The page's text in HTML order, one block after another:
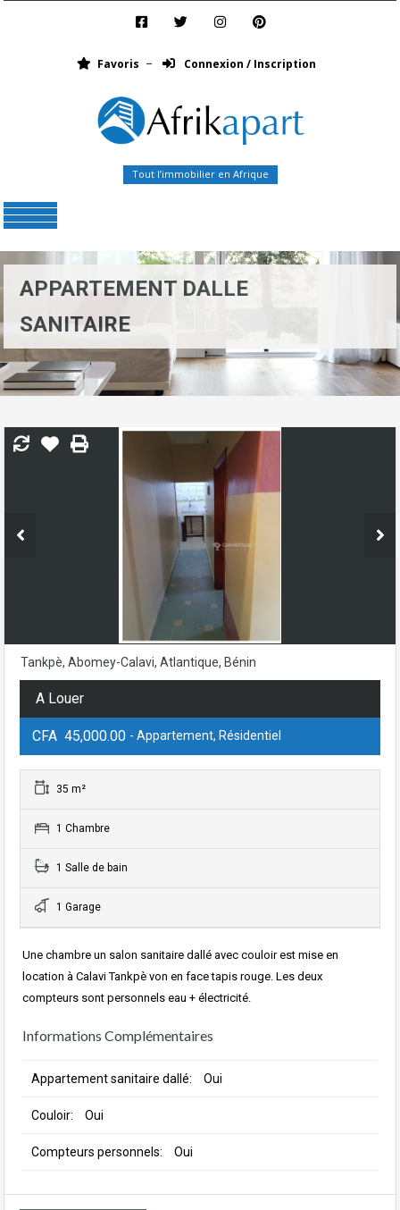
Favoris Connexion / Inscription
Tout l’immobilier en Afrique
APPARTEMENT DALLE
SANITAIRE
Tankpè, Abomey-Calavi, Atlantique, Bénin
A Louer
CFA 45,000.00 - Appartement, Résidentiel
35 m²
1 Chambre
1 Salle de bain
1 Garage
Une chambre un salon sanitaire dallé avec couloir est mise en
location à Calavi Tankpè von en face tapis rouge. Les deux
compteurs sont personnels eau + électricité.
Informations Complémentaires
Appartement sanitaire dallé: Oui
Couloir: Oui
Compteurs personnels: Oui